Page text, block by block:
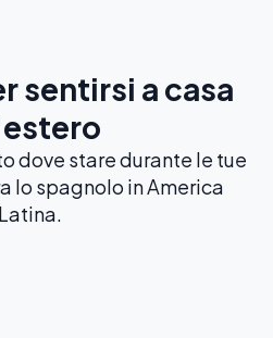
sentirsi a casa
dove stare durante le tue
lo spagnolo in America
Latina.